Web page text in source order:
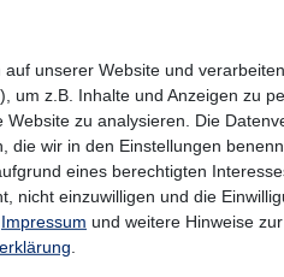
unserer Website und
um z.B. Inhalte und Anzeigen zu
zu analysieren. Die
die wir in den Einstellungen
eines berechtigten
nicht einzuwilligen und die
Impressum und weitere Hinweise